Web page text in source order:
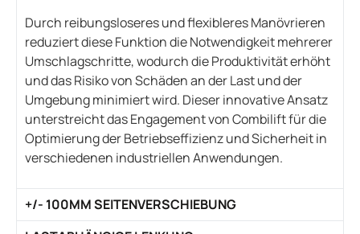
Durch reibungsloseres und flexibleres Manövrieren
reduziert diese Funktion die Notwendigkeit mehrerer
Umschlagschritte, wodurch die Produktivität erhöht
und das Risiko von Schäden an der Last und der
Umgebung minimiert wird. Dieser innovative Ansatz
unterstreicht das Engagement von Combilift für die
Optimierung der Betriebseffizienz und Sicherheit in
verschiedenen industriellen Anwendungen.
+/- 100MM SEITENVERSCHIEBUNG